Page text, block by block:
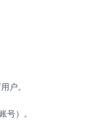
户。
号）。